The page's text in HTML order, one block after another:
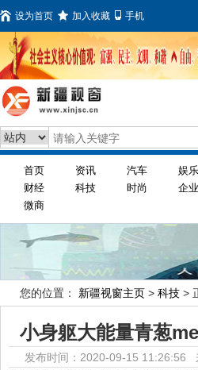
设为首页 加入收藏 手机
首页 资讯 汽车 娱乐
财经
科技 时尚 企业
微商
您的位置： 新疆视窗主页 > 科技 >
小身躯大能量青葱
发布时间：2020-09-15 11:26:56